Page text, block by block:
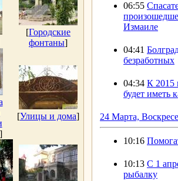
[Городские
фонтаны]
]
[Улицы и дома]
06:55
Измаиле
04:41
безработных
04:34 К 2015
будет иметь
24 Марта,
10:16
10:13 С 1
рыбалку